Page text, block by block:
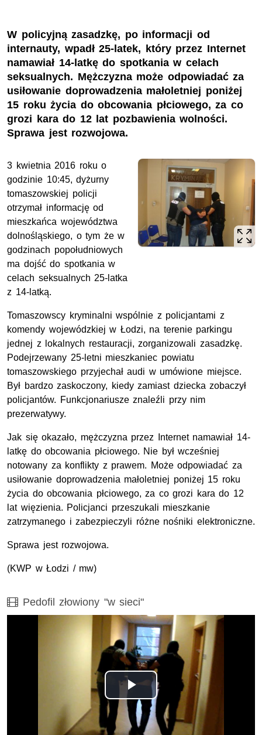
W policyjną zasadzkę, po informacji od
internauty, wpadł 25-latek, który przez Internet
namawiał 14-latkę do spotkania w celach
seksualnych. Mężczyzna może odpowiadać za
usiłowanie doprowadzenia małoletniej poniżej
15 roku życia do obcowania płciowego, za co
grozi kara do 12 lat pozbawienia wolności.
Sprawa jest rozwojowa.
3 kwietnia 2016 roku o
godzinie 10:45, dyżurny
tomaszowskiej policji
otrzymał informację od
mieszkańca województwa
dolnośląskiego, o tym że w
godzinach popołudniowych
ma dojść do spotkania w
celach seksualnych 25-latka
z 14-latką.
Tomaszowscy kryminalni wspólnie z policjantami z
komendy wojewódzkiej w Łodzi, na terenie parkingu
jednej z lokalnych restauracji, zorganizowali zasadzkę.
Podejrzewany 25-letni mieszkaniec powiatu
tomaszowskiego przyjechał audi w umówione miejsce.
Był bardzo zaskoczony, kiedy zamiast dziecka zobaczył
policjantów. Funkcjonariusze znaleźli przy nim
prezerwatywy.
Jak się okazało, mężczyzna przez Internet namawiał 14-
latkę do obcowania płciowego. Nie był wcześniej
notowany za konflikty z prawem. Może odpowiadać za
usiłowanie doprowadzenia małoletniej poniżej 15 roku
życia do obcowania płciowego, za co grozi kara do 12
lat więzienia. Policjanci przeszukali mieszkanie
zatrzymanego i zabezpieczyli różne nośniki elektroniczne.
Sprawa jest rozwojowa.
(KWP w Łodzi / mw)
Film
Pedofil złowiony "w sieci"
Odtwórz
wideo